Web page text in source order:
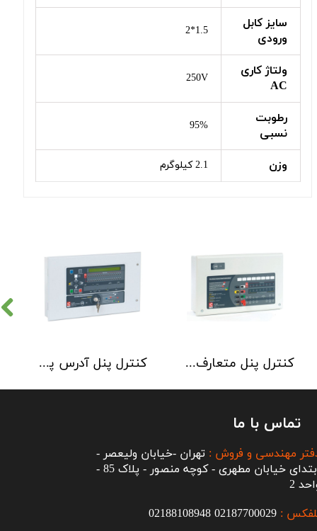
سایز کابل
ورودی
1.5*2
ولتاژ کاری
AC
250V
رطوبت
نسبی
95%
وزن 2.1 کیلوگرم
کنترل پنل آدرس پذیر C-TEC سری XFP دو لوپ 32 زون کنترل پنل متعارف C-TEC سری CFP 8 Zone
تماس با ما
:
02187700029
02188108948
مهندسی و فروش : تهران -خیابان ولیعصر -
ابتدای خیابان مطهری - کوچه منصور - پلاک 85 -
2